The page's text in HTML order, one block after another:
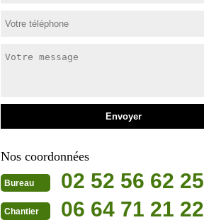
Nos coordonnées
Bureau 02 52 56 62 25
Chantier 06 64 71 21 22